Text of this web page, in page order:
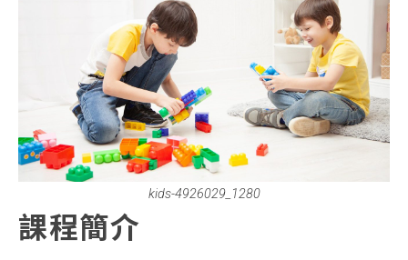
kids-4926029_1280
課程簡介